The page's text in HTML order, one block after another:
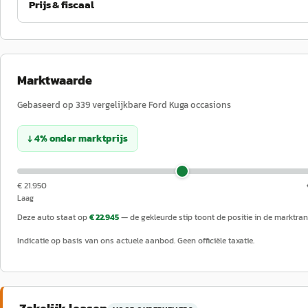
Prijs & fiscaal
Marktwaarde
Gebaseerd op 339vergelijkbareFord Kugaoccasions
↓4%ondermarktprijs
€ 21.950
Laag
Deze auto staat op€ 22.945— de gekleurde stip toont de positie in de
Indicatie op basis van ons actuele aanbod. Geen officiële taxatie.